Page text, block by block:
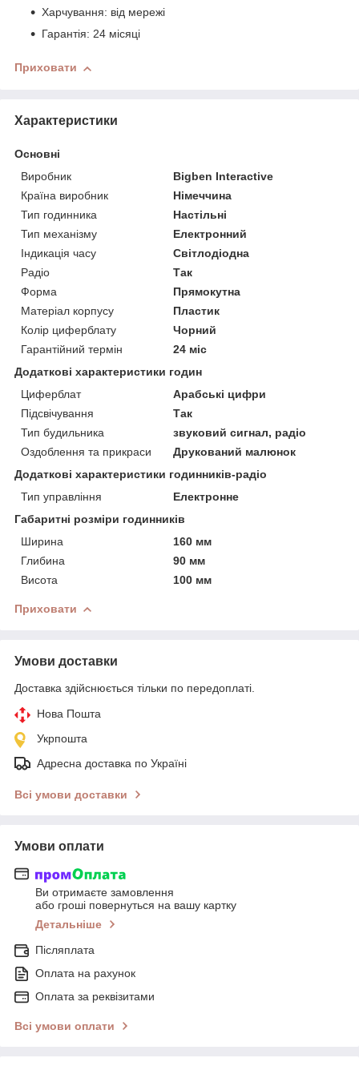
Харчування: від мережі
Гарантія: 24 місяці
Приховати
Характеристики
Основні
Виробник
Bigben Interactive
Країна виробник
Німеччина
Тип годинника
Настільні
Тип механізму
Електронний
Індикація часу
Світлодіодна
Радіо
Так
Форма
Прямокутна
Матеріал корпусу
Пластик
Колір циферблату
Чорний
Гарантійний термін
24 міс
Додаткові характеристики годин
Циферблат
Арабські цифри
Підсвічування
Так
Тип будильника
звуковий сигнал, радіо
Оздоблення та прикраси
Друкований малюнок
Додаткові характеристики годинників-радіо
Тип управління
Електронне
Габаритні розміри годинників
Ширина
160 мм
Глибина
90 мм
Висота
100 мм
Приховати
Умови доставки
Доставка здійснюється тільки по передоплаті.
Нова Пошта
Укрпошта
Адресна доставка по Україні
Всі умови доставки
Умови оплати
Ви отримаєте замовлення
або гроші повернуться на вашу картку
Детальніше
Післяплата
Оплата на рахунок
Оплата за реквізитами
Всі умови оплати